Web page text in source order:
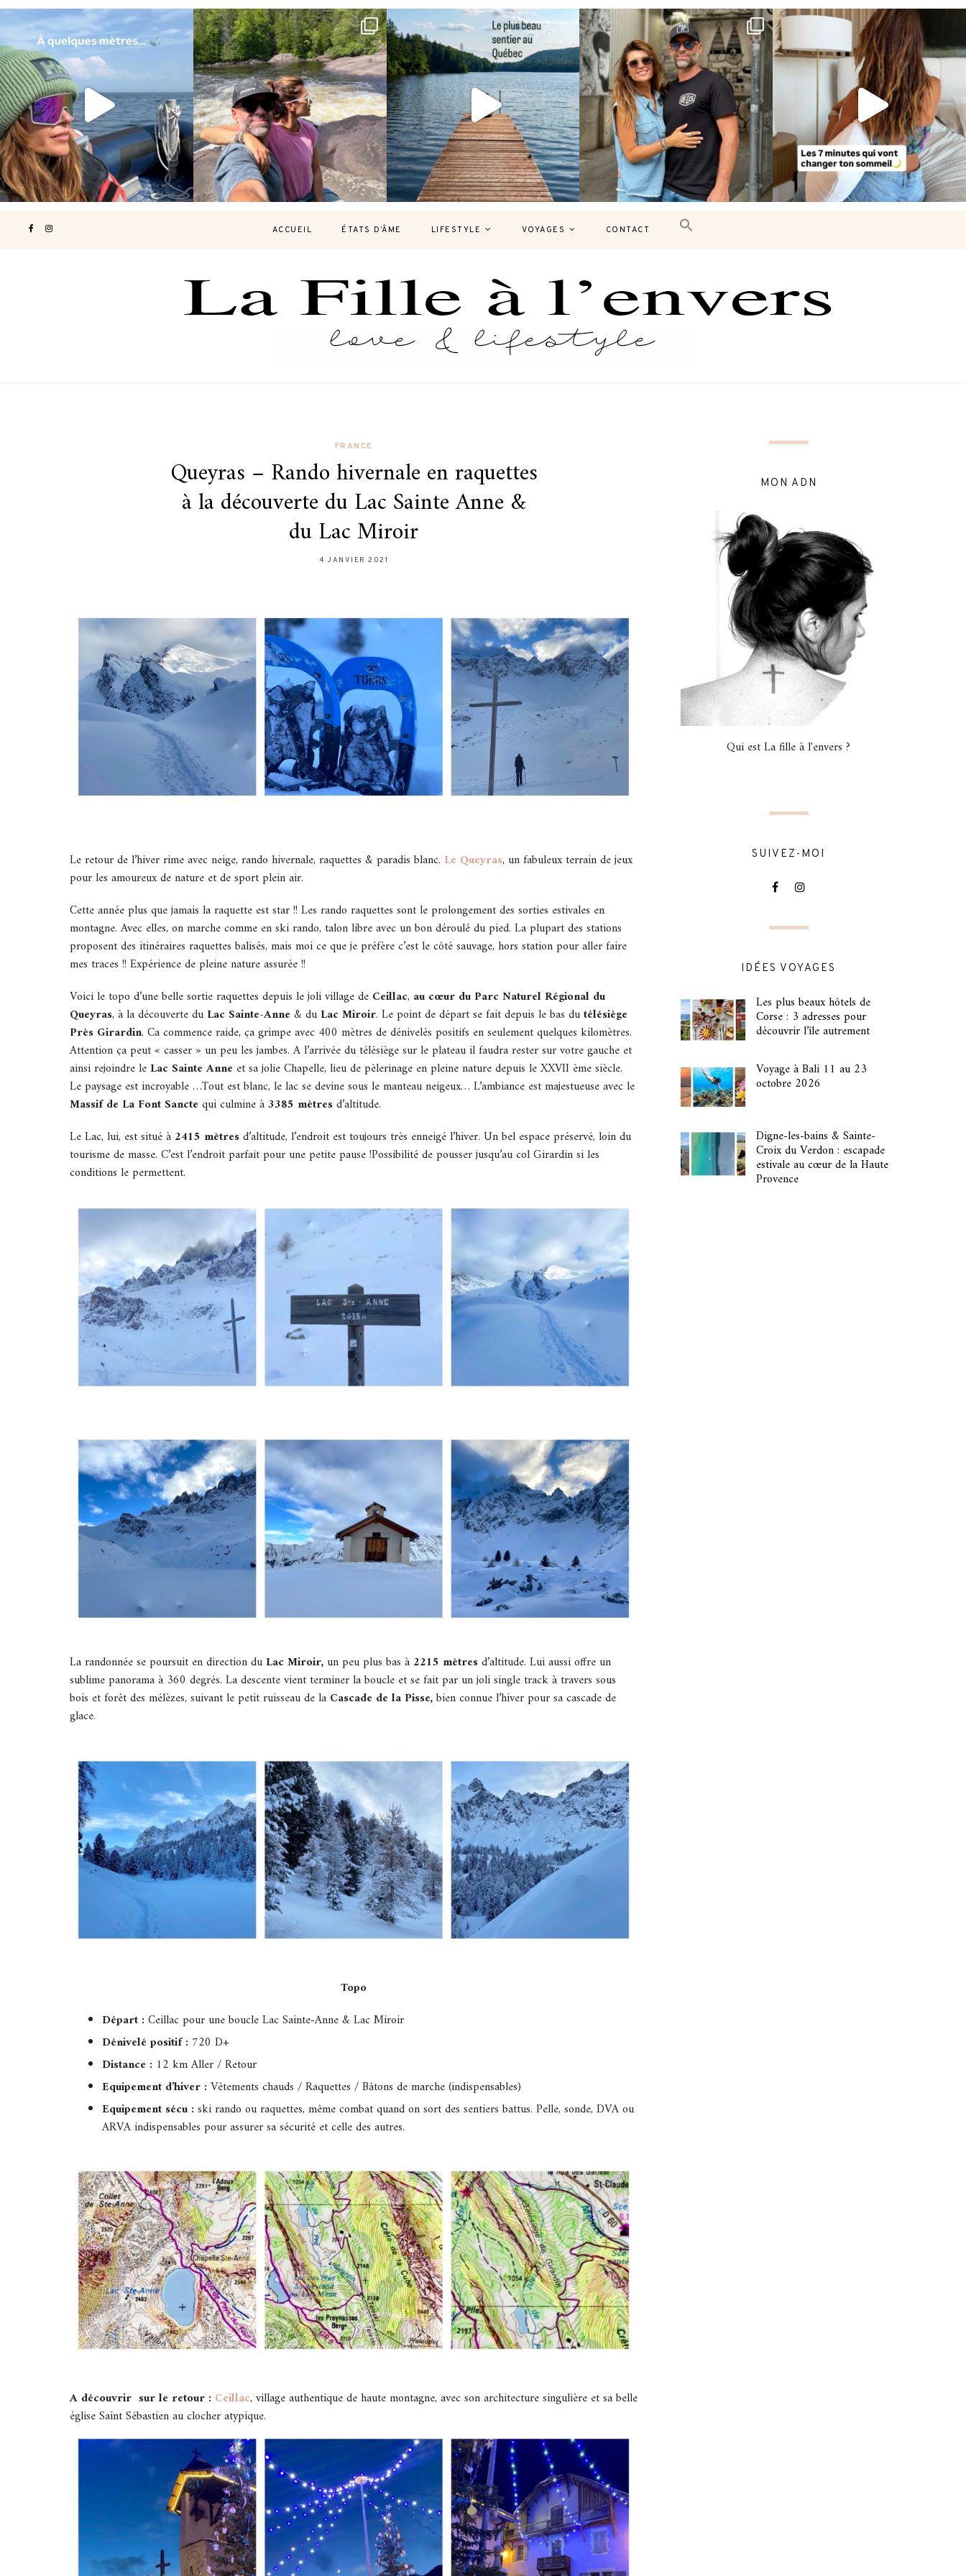
Voir une baleine en photo, c’est
impressionnant 🐋...
203
Les Laurentides, le Québec version
nature.
...
314 47
Et si je te disais qu’il existe un sentier où
127 37
Montréal, une très belle surprise 🇨🇦
J’ai...
450
Le sommeil est essentiel à notre bien-
être… et...
102 14
ACCUEIL ÉTATS D’ÂME LIFESTYLE VOYAGES CONTACT
FRANCE
Queyras – Rando hivernale en raquettes
à la découverte du Lac Sainte Anne &
du Lac Miroir
4 JANVIER 2021
Le retour de l’hiver rime avec neige, rando hivernale, raquettes & paradis blanc. Le Queyras, un fabuleux terrain de jeux
pour les amoureux de nature et de sport plein air.
Cette année plus que jamais la raquette est star !! Les rando raquettes sont le prolongement des sorties estivales en
montagne. Avec elles, on marche comme en ski rando, talon libre avec un bon déroulé du pied. La plupart des stations
proposent des itinéraires raquettes balisés, mais moi ce que je préfère c’est le côté sauvage, hors station pour aller faire
mes traces !! Expérience de pleine nature assurée !!
Voici le topo d’une belle sortie raquettes depuis le joli village de Ceillac, au cœur du Parc Naturel Régional du
Queyras, à la découverte du Lac Sainte-Anne & du Lac Miroir. Le point de départ se fait depuis le bas dutélésiège
Près Girardin. Ca commence raide, ça grimpe avec 400 mètres de dénivelés positifs en seulement quelques kilomètres.
Attention ça peut « casser » un peu les jambes. A l’arrivée du télésiège sur le plateau il faudra rester sur votre gauche et
ainsi rejoindre le Lac Sainte Anne et sa jolie Chapelle, lieu de pèlerinage en pleine nature depuis le XXVII ème siècle.
Le paysage est incroyable …Tout est blanc, le lac se devine sous le manteau neigeux… L’ambiance est majestueuse avec le
Massif de La Font Sancte qui culmine à3385 mètresd’altitude.
Le Lac, lui, est situé à 2415 mètresd’altitude, l’endroit est toujours très enneigé l’hiver. Un bel espace préservé, loin du
tourisme de masse. C’est l’endroit parfait pour une petite pause !Possibilité de pousser jusqu’au col Girardin si les
conditions le permettent.
La randonnée se poursuit en direction du Lac Miroir,un peu plus bas à 2215 mètresd’altitude. Lui aussi offre un
sublime panorama à 360 degrés. La descente vient terminer la boucle et se fait par un joli single track à travers sous
bois et forêt des mélèzes, suivant le petit ruisseau de la Cascade de la Pisse,bien connue l’hiver pour sa cascade de
glace.
Topo
Départ : Ceillac pour une boucle Lac Sainte-Anne & Lac Miroir
Dénivelé positif : 720 D+
Distance : 12 km Aller / Retour
Equipement d’hiver : Vêtements chauds / Raquettes / Bâtons de marche (indispensables)
Equipement sécu : ski rando ou raquettes, même combat quand on sort des sentiers battus. Pelle, sonde, DVA ou
ARVA indispensables pour assurer sa sécurité et celle des autres.
A découvrir sur le retour : Ceillac, village authentique de haute montagne, avec son architecture singulière et sa belle
église Saint Sébastien au clocher atypique.
MON ADN
Qui est La fille à l'envers ?
SUIVEZ-MOI
IDÉES VOYAGES
Les plus beaux hôtels de
Corse : 3 adresses pour
découvrir l’île autrement
Voyage à Bali 11 au 23
octobre 2026
Digne-les-bains & Sainte-
Croix du Verdon : escapade
estivale au cœur de la Haute
Provence